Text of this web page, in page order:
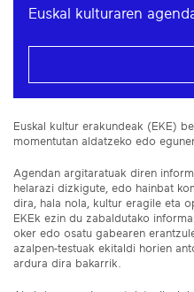
Euskal kulturaren
Euskal kultur erakundeak (EKE)
momentutan aldatzeko edo
Agendan argitaratuak diren
helarazi dizkigute, edo hainbat
dira, hala nola, kultur eragile eta
EKEk ezin du zabaldutako
oker edo osatu gabearen
azalpen-testuak ekitaldi horien
ardura dira bakarrik.